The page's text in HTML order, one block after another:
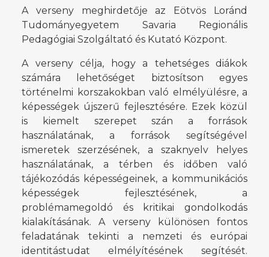
A verseny meghirdetője az Eötvös Loránd
Tudományegyetem Savaria Regionális
Pedagógiai Szolgáltató és Kutató Központ.
A verseny célja, hogy a tehetséges diákok
számára lehetőséget biztosítson egyes
történelmi korszakokban való elmélyülésre, a
képességek újszerű fejlesztésére. Ezek közül
is kiemelt szerepet szán a források
használatának, a források segítségével
ismeretek szerzésének, a szaknyelv helyes
használatának, a térben és időben való
tájékozódás képességeinek, a kommunikációs
képességek fejlesztésének, a
problémamegoldó és kritikai gondolkodás
kialakításának. A verseny különösen fontos
feladatának tekinti a nemzeti és európai
identitástudat elmélyítésének segítését.